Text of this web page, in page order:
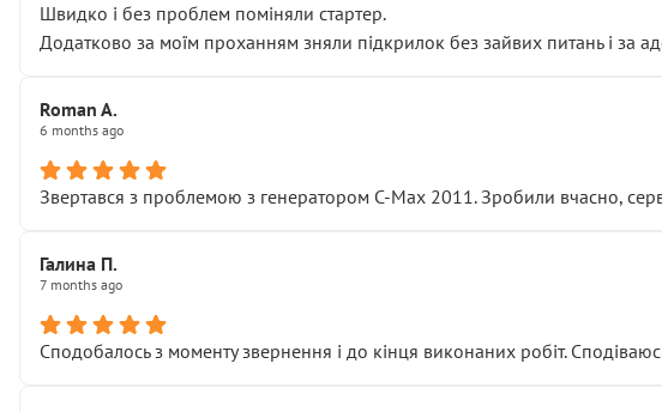
Швидко і без проблем поміняли стартер.
Додатково за моїм проханням зняли підкрилок без зайвих питань і за
Roman A.
6 months ago
Звертався з проблемою з генератором C-Max 2011. Зробили вчасно,
Галина П.
7 months ago
Сподобалось з моменту звернення і до кінця виконаних робіт.